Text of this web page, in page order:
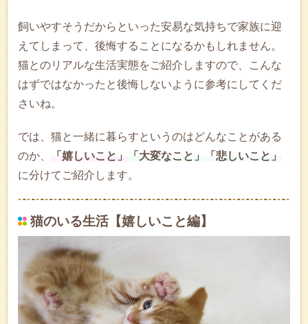
飼いやすそうだからといった安易な気持ちで家族に迎
えてしまって、後悔することになるかもしれません。
猫とのリアルな生活実態をご紹介しますので、こんな
はずではなかったと後悔しないように参考にしてくだ
さいね。
では、猫と一緒に暮らすというのはどんなことがある
のか、
「嬉しいこと」 「大変なこと」
「悲しいこと」
に分けてご紹介します。
猫のいる生活【嬉しいこと編】